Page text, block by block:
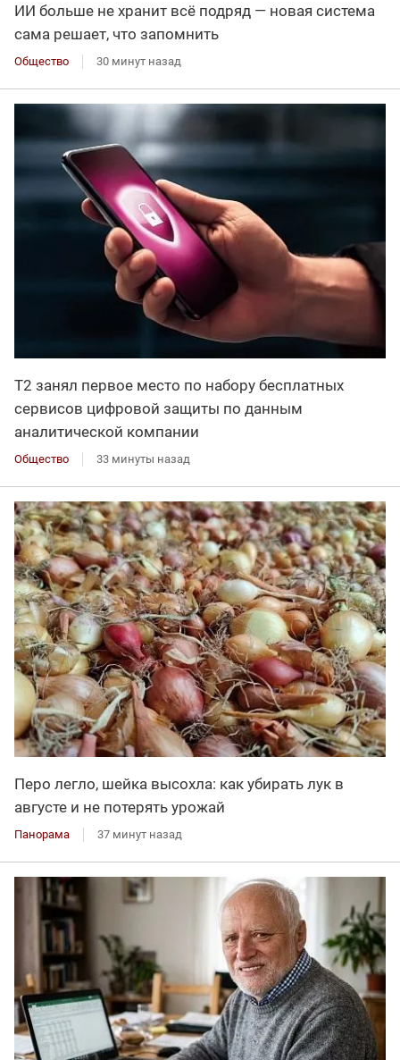
ИИ больше не хранит всё подряд — новая система
сама решает, что запомнить
Общество 30 минут назад
Т2 занял первое место по набору бесплатных
сервисов цифровой защиты по данным
аналитической компании
Общество 33 минуты назад
Перо легло, шейка высохла: как убирать лук в
августе и не потерять урожай
Панорама 37 минут назад